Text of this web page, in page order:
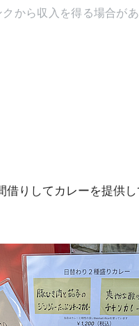
クから収入を得る場合が
借りしてカレーを提供